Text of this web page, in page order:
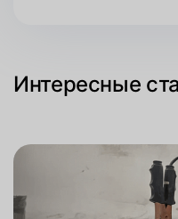
Интересные